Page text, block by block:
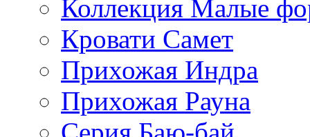
Коллекция Малые
Кровати Самет
Прихожая Индра
Прихожая Рауна